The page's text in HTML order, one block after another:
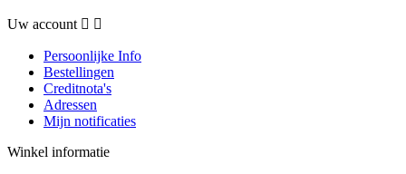
Uw account  
Persoonlijke Info
Bestellingen
Creditnota's
Adressen
Mijn notificaties
Winkel informatie